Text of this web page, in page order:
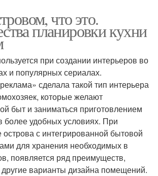
что это.
планировки кухни
при создании интерьеров во
и популярных сериалах.
сделала такой тип интерьера
которые желают
быт и заниматься приготовлением
удобных условиях. При
острова с интегрированной бытовой
для хранения необходимых в
появляется ряд преимуществ,
варианты дизайна помещений.